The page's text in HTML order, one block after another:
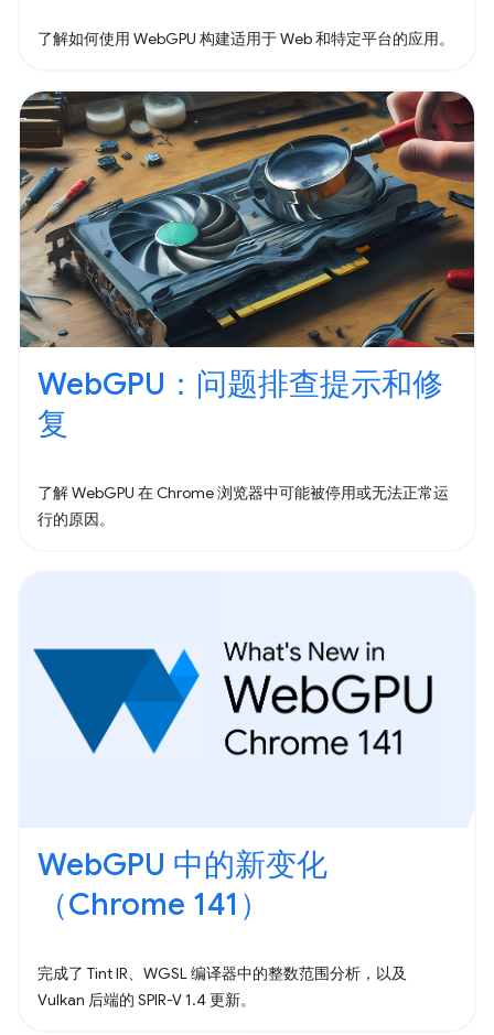
了解如何使用 WebGPU 构建适用于 Web 和特定平台的应用。
WebGPU：问题排查提示和修
复
了解 WebGPU 在 Chrome 浏览器中可能被停用或无法正常运
行的原因。
WebGPU 中的新变化
（Chrome 141）
完成了 Tint IR、WGSL 编译器中的整数范围分析，以及
Vulkan 后端的 SPIR-V 1.4 更新。